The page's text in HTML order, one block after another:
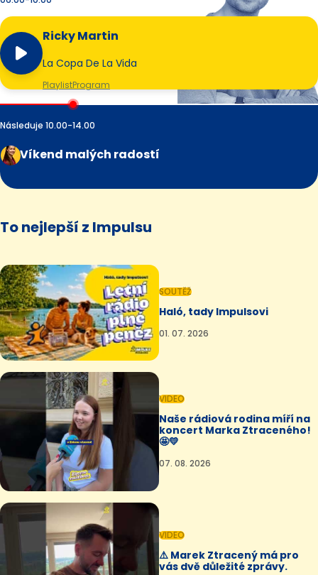
Ricky Martin
La Copa De La Vida
PlaylistProgram
Následuje 10.00-14.00
Víkend malých radostí
To nejlepší z Impulsu
SOUTĚŽ
Haló, tady Impulsovi
01. 07. 2026
VIDEO
Naše rádiová rodina míří na
koncert Marka Ztraceného!
🤩💛
07. 08. 2026
VIDEO
⚠️ Marek Ztracený má pro
vás dvě důležité zprávy.